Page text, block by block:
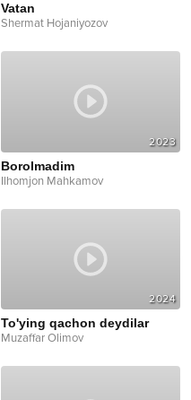
Vatan
Shermat Hojaniyozov
2023
Borolmadim
Ilhomjon Mahkamov
2024
To'ying qachon deydilar
Muzaffar Olimov